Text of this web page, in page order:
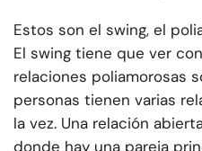
Estos son el swing, el
El swing tiene que ver
relaciones poliamorosas
personas tienen varias
la vez. Una relación
donde hay una pareja